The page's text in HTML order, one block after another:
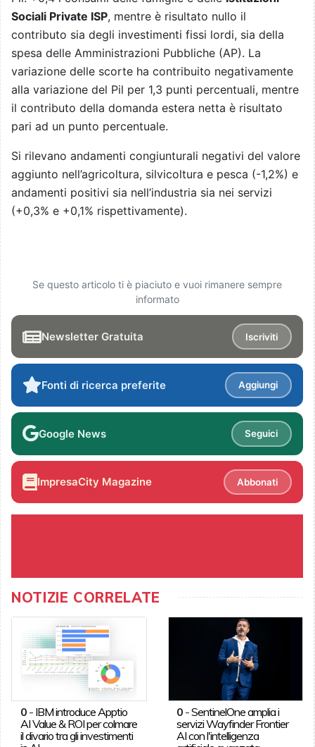
Sociali Private ISP, mentre è risultato nullo il
contributo sia degli investimenti fissi lordi, sia della
spesa delle Amministrazioni Pubbliche (AP). La
variazione delle scorte ha contribuito negativamente
alla variazione del Pil per 1,3 punti percentuali, mentre
il contributo della domanda estera netta è risultato
pari ad un punto percentuale.
Si rilevano andamenti congiunturali negativi del valore
aggiunto nell’agricoltura, silvicoltura e pesca (-1,2%) e
andamenti positivi sia nell’industria sia nei servizi
(+0,3% e +0,1% rispettivamente).
Se questo articolo ti è piaciuto e vuoi rimanere sempre
informato
Newsletter Gratuita Iscriviti
Fonti di ricerca preferite Aggiungi
Google News Seguici
ImpresaCity Magazine Abbonati
NOTIZIE CORRELATE
0- IBM introduce Apptio
AI Value & ROI per colmare
il divario tra gli investimenti
0 -SentinelOne amplia i
servizi Wayfinder Frontier
AI con l'intelligenza